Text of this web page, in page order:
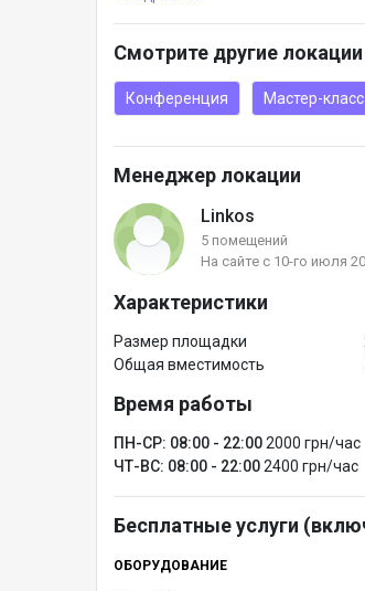
Идеально для форматов, где
Стоимость (не менее 8 часов):
20 000 грн (Пн-Ср)
24 000 грн (Чт-Вс)
Смотрите другие
Конференция Мастер-класс
Менеджер локации
Linkos
5 помещений
На сайте с 10-го июля
Характеристики
Размер площадки
Общая вместимость
Время работы
ПН-СР: 08:00 - 22:002000 грн/час
ЧТ-ВС: 08:00 - 22:002400 грн/час
Бесплатные услуги
ОБОРУДОВАНИЕ